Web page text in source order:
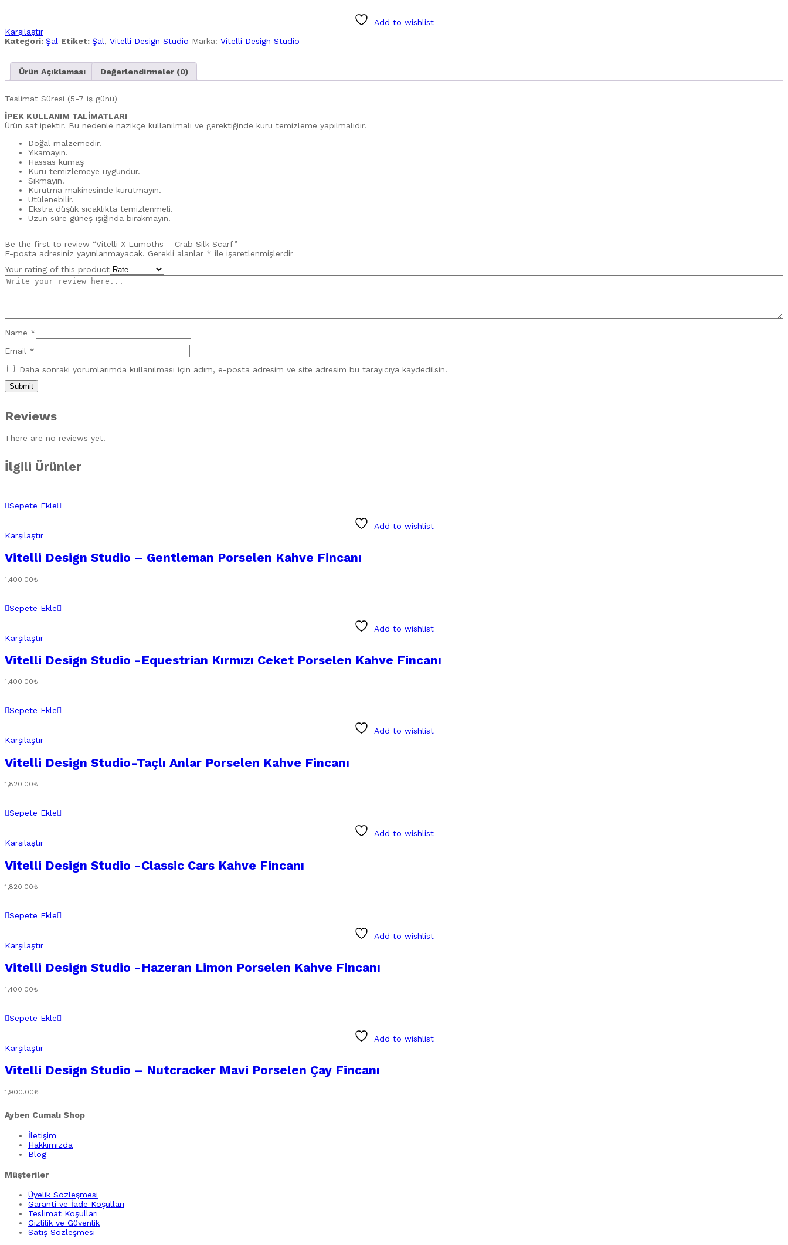
quantity
Add to wishlist
Karşılaştır
Kategori: Şal Etiket: Şal, Vitelli Design Studio Marka: Vitelli Design Studio
Ürün Açıklaması Değerlendirmeler (0)
Teslimat Süresi (5-7 iş günü)
İPEK KULLANIM TALİMATLARI
Ürün saf ipektir. Bu nedenle nazikçe kullanılmalı ve gerektiğinde kuru temizleme yapılmalıdır.
Doğal malzemedir.
Yıkamayın.
Hassas kumaş
Kuru temizlemeye uygundur.
Sıkmayın.
Kurutma makinesinde kurutmayın.
Ütülenebilir.
Ekstra düşük sıcaklıkta temizlenmeli.
Uzun süre güneş ışığında bırakmayın.
Be the first to review “Vitelli X Lumoths – Crab Silk Scarf”
E-posta adresiniz yayınlanmayacak. Gerekli alanlar * ile işaretlenmişlerdir
Your rating of this product
Name *
Email *
Daha sonraki yorumlarımda kullanılması için adım, e-posta adresim ve site adresim bu tarayıcıya kaydedilsin.
Reviews
There are no reviews yet.
İlgili Ürünler
Sepete Ekle
Add to wishlist
Karşılaştır
Vitelli Design Studio – Gentleman Porselen Kahve Fincanı
1,400.00₺
Sepete Ekle
Add to wishlist
Karşılaştır
Vitelli Design Studio -Equestrian Kırmızı Ceket Porselen Kahve Fincanı
1,400.00₺
Sepete Ekle
Add to wishlist
Karşılaştır
Vitelli Design Studio-Taçlı Anlar Porselen Kahve Fincanı
1,820.00₺
Sepete Ekle
Add to wishlist
Karşılaştır
Vitelli Design Studio -Classic Cars Kahve Fincanı
1,820.00₺
Sepete Ekle
Add to wishlist
Karşılaştır
Vitelli Design Studio -Hazeran Limon Porselen Kahve Fincanı
1,400.00₺
Sepete Ekle
Add to wishlist
Karşılaştır
Vitelli Design Studio – Nutcracker Mavi Porselen Çay Fincanı
1,900.00₺
Ayben Cumalı Shop
İletişim
Hakkımızda
Blog
Müşteriler
Üyelik Sözleşmesi
Garanti ve İade Koşulları
Teslimat Koşulları
Gizlilik ve Güvenlik
Satış Sözleşmesi